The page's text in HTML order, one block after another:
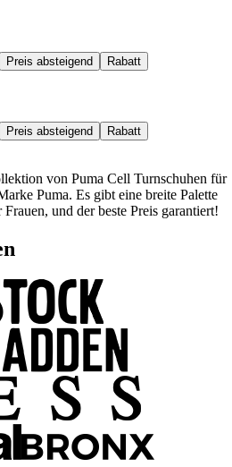
Preis absteigend Rabatt
Preis absteigend Rabatt
von Puma Cell Turnschuhen für
Puma. Es gibt eine breite Palette
und der beste Preis garantiert!